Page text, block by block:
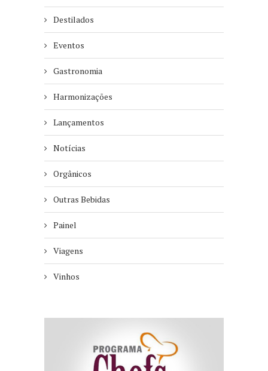
Destilados
Eventos
Gastronomia
Harmonizações
Lançamentos
Notícias
Orgânicos
Outras Bebidas
Painel
Viagens
Vinhos